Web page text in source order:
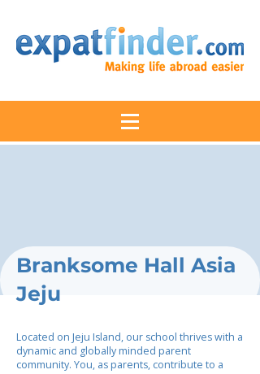
Branksome Hall Asia
Jeju
Located on Jeju Island, our school thrives with a
dynamic and globally minded parent
community. You, as parents, contribute to a